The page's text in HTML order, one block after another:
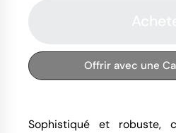
Offrir avec une
Sophistiqué et robuste,